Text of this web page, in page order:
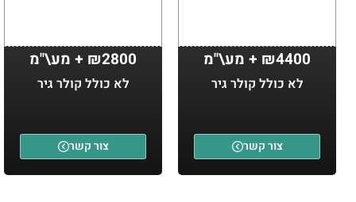
₪4400 + מע\"מ
לא כולל קולר גיר
צור קשר
₪2800 + מע\"מ
לא כולל קולר גיר
צור קשר